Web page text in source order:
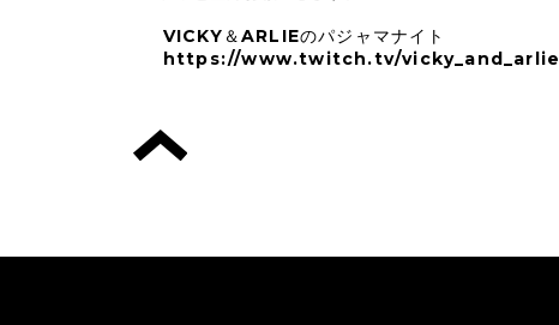
VICKY＆ARLIEのパジャマナイト
https://www.twitch.tv/vicky_and_arlie